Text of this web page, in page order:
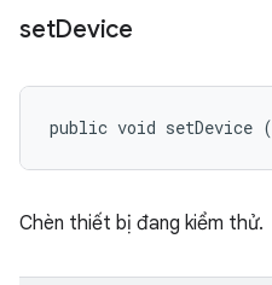
setDevice
public void setDevice (
Chèn thiết bị đang kiểm thử.